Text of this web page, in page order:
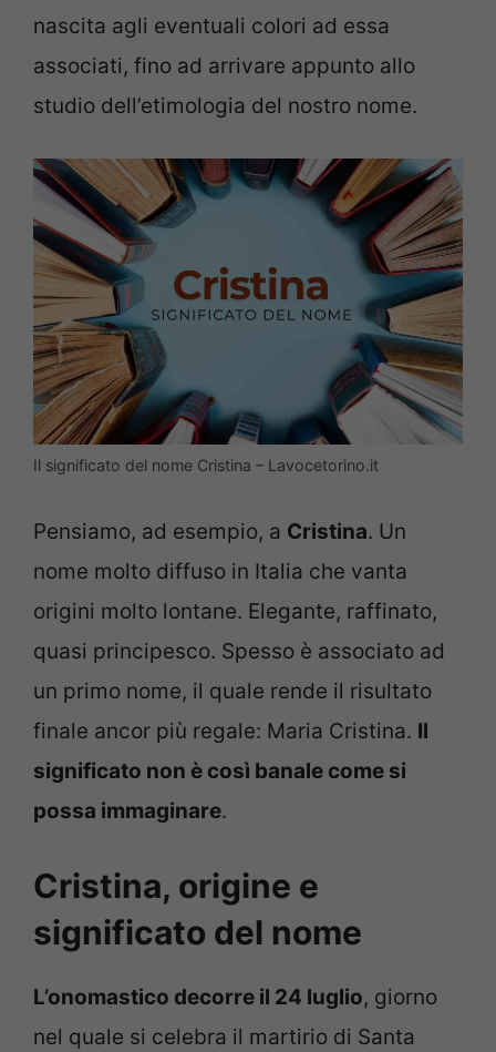
nascita agli eventuali colori ad essa
associati, fino ad arrivare appunto allo
studio dell’etimologia del nostro nome.
Il significato del nome Cristina – Lavocetorino.it
Pensiamo, ad esempio, a Cristina. Un
nome molto diffuso in Italia che vanta
origini molto lontane. Elegante, raffinato,
quasi principesco. Spesso è associato ad
un primo nome, il quale rende il risultato
finale ancor più regale: Maria Cristina. Il
significato non è così banale come si
possa immaginare.
Cristina, origine e
significato del nome
L’onomastico decorre il 24 luglio, giorno
nel quale si celebra il martirio di Santa